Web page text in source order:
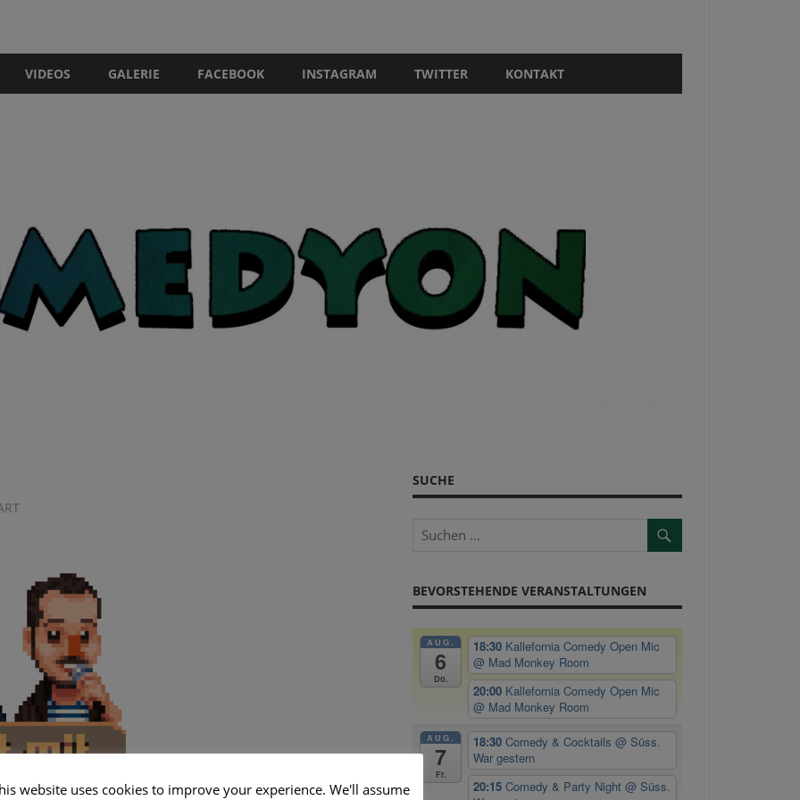
VIDEOS GALERIE FACEBOOK INSTAGRAM TWITTER KONTAKT
SUCHE
BEVORSTEHENDE VERANSTALTUNGEN
AUG.
6
Do.
18:30 Kallefornia Comedy Open Mic
@ Mad Monkey Room
20:00 Kallefornia Comedy Open Mic
@ Mad Monkey Room
AUG.
7
Fr.
18:30Comedy & Cocktails@ Süss.
War gestern
20:15Comedy & Party Night@ Süss.
website uses cookies to improve your experience. We'll assume